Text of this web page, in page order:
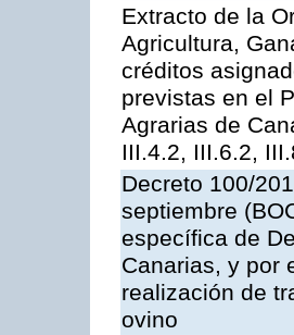
Extracto de la
Agricultura,
créditos
previstas en el
Agrarias de
III.4.2, III.6.2,
Decreto 100/
septiembre
específica de
Canarias, y por
realización de
ovino